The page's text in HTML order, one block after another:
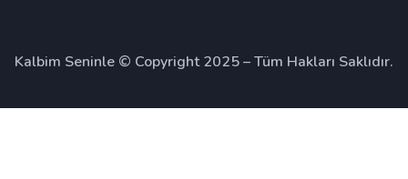
Kalbim Seninle © Copyright 2025 – Tüm Hakları Saklıdır.